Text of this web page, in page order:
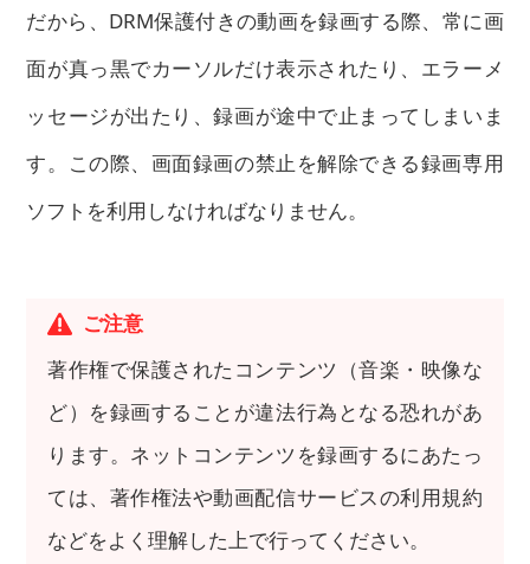
だから、DRM保護付きの動画を録画する際、常に画
面が真っ黒でカーソルだけ表示されたり、エラーメ
ッセージが出たり、録画が途中で止まってしまいま
す。この際、画面録画の禁止を解除できる録画専用
ソフトを利用しなければなりません。
ご注意
著作権で保護されたコンテンツ（音楽・映像な
ど）を録画することが違法行為となる恐れがあ
ります。ネットコンテンツを録画するにあたっ
ては、著作権法や動画配信サービスの利用規約
などをよく理解した上で行ってください。